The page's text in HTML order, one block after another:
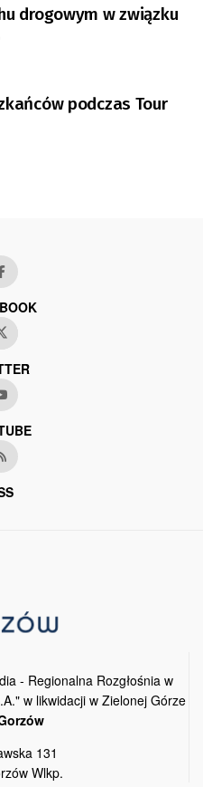
drogowym w związku
podczas Tour
- Regionalna Rozgłośnia w
w likwidacji w Zielonej Górze
131
Wlkp.